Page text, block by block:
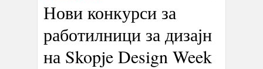
Нови конкурси за
работилници за дизајн
на Skopje Design Week